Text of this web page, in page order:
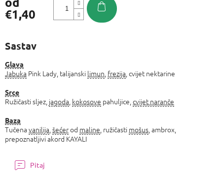
€1,40
Sastav
Glava
Jabuka Pink Lady, talijanski limun frezija , cvijet nektarine
Srce
Ružičasti sljez, jagoda kokosove pahuljice, cvijet naranče
Baza
Tučena vanilija šećerod maline , ružičasti mošus , ambrox,
prepoznatljivi akord KAYALI
Pitaj